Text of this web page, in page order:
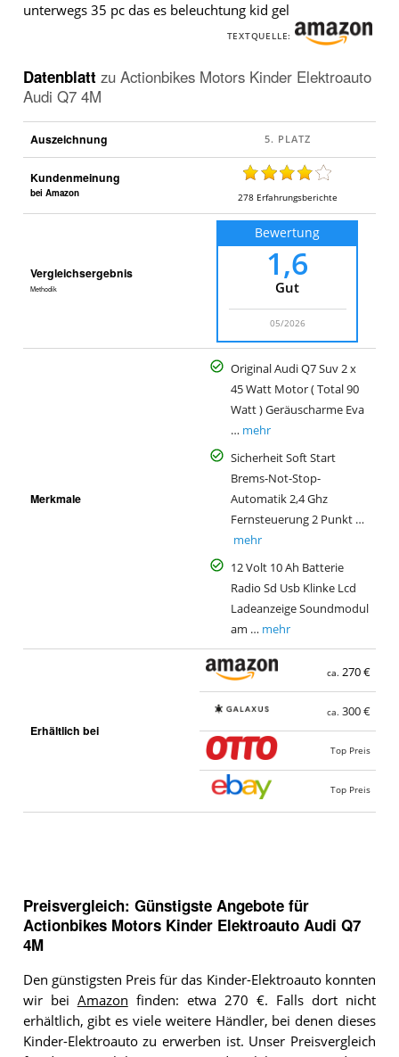
unterwegs 35 pc das es beleuchtung kid gel
TEXTQUELLE:
Datenblatt zu Actionbikes Motors Kinder Elektroauto
Audi Q7 4M
Auszeichnung
Kundenmeinung
bei Amazon 278 Erfahrungsberichte
Vergleichsergebnis
Methodik
Bewertung
1,6
Gut
05/2026
Merkmale
Original Audi Q7 Suv 2 x
45 Watt Motor ( Total 90
Watt ) Geräuscharme Eva
… mehr
Sicherheit Soft Start
Brems-Not-Stop-
Automatik 2,4 Ghz
Fernsteuerung 2 Punkt …
mehr
12 Volt 10 Ah Batterie
Radio Sd Usb Klinke Lcd
Ladeanzeige Soundmodul
am … mehr
Erhältlich bei
ca. 270 €
ca. 300 €
Top Preis
Top Preis
Preisvergleich: Günstigste Angebote für
Actionbikes Motors Kinder Elektroauto Audi Q7
4M
Den günstigsten Preis für das Kinder-Elektroauto konnten
wir bei Amazon finden: etwa 270 €. Falls dort nicht
erhältlich, gibt es viele weitere Händler, bei denen dieses
Kinder-Elektroauto zu erwerben ist. Unser Preisvergleich